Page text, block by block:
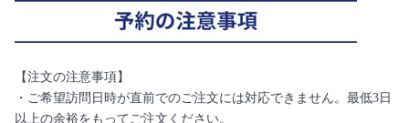
【注文の注意事項】
・ご希望訪問日時が直前でのご注文には対応できません。最低3日
以上の余裕をもってご注文ください。